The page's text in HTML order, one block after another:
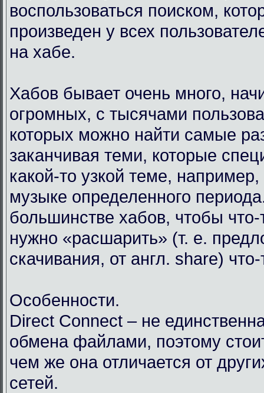
воспользоваться поиском,
произведен у всех
на хабе.
Хабов бывает очень много,
огромных, с тысячами
которых можно найти самые
заканчивая теми, которые
какой-то узкой теме, например,
музыке определенного
большинстве хабов, чтобы что-
нужно «расшарить» (т. е.
скачивания, от англ. share)
Особенности.
Direct Connect – не
обмена файлами, поэтому
чем же она отличается от
сетей.